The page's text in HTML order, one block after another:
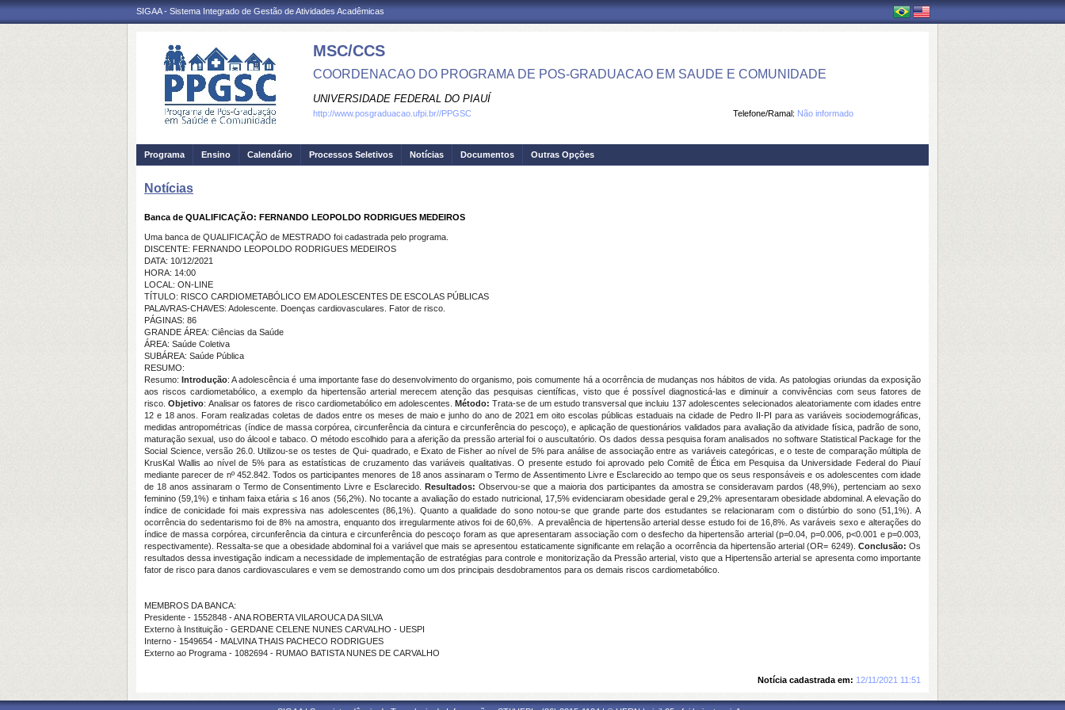
SIGAA - Sistema Integrado de Gestão de Atividades Acadêmicas
MSC/CCS
COORDENACAO DO PROGRAMA DE POS-GRADUACAO EM SAUDE E COMUNIDADE
UNIVERSIDADE FEDERAL DO PIAUÍ
Telefone/Ramal: Não informado
http://www.posgraduacao.ufpi.br//PPGSC
Programa Ensino Calendário Processos Seletivos Notícias Documentos Outras Opções
Notícias
Banca de QUALIFICAÇÃO: FERNANDO LEOPOLDO RODRIGUES MEDEIROS
Uma banca de QUALIFICAÇÃO de MESTRADO foi cadastrada pelo programa.
DISCENTE: FERNANDO LEOPOLDO RODRIGUES MEDEIROS
DATA: 10/12/2021
HORA: 14:00
LOCAL: ON-LINE
TÍTULO: RISCO CARDIOMETABÓLICO EM ADOLESCENTES DE ESCOLAS PÚBLICAS
PALAVRAS-CHAVES: Adolescente. Doenças cardiovasculares. Fator de risco.
PÁGINAS: 86
GRANDE ÁREA: Ciências da Saúde
ÁREA: Saúde Coletiva
SUBÁREA: Saúde Pública
RESUMO:
Resumo:Introdução: A adolescência é uma importante fase do desenvolvimento do organismo, pois comumente há a ocorrência de mudanças nos hábitos de vida. As patologias oriundas da exposição
aos riscos cardiometabólico, a exemplo da hipertensão arterial merecem atenção das pesquisas científicas, visto que é possível diagnosticá-las e diminuir a convivências com seus fatores de
risco.Objetivo: Analisar os fatores de risco cardiometabólico em adolescentes. Método: Trata-se de um estudo transversal que incluiu 137 adolescentes selecionados aleatoriamente com idades entre
12 e 18 anos. Foram realizadas coletas de dados entre os meses de maio e junho do ano de 2021 em oito escolas públicas estaduais na cidade de Pedro II-PI para as variáveis sociodemográficas,
medidas antropométricas (índice de massa corpórea, circunferência da cintura e circunferência do pescoço), e aplicação de questionários validados para avaliação da atividade física, padrão de sono,
maturação sexual, uso do álcool e tabaco. O método escolhido para a aferição da pressão arterial foi o auscultatório. Os dados dessa pesquisa foram analisados no software Statistical Package for the
Social Science, versão 26.0. Utilizou-se os testes de Qui- quadrado, e Exato de Fisher ao nível de 5% para análise de associação entre as variáveis categóricas, e o teste de comparação múltipla de
KrusKal Wallis ao nível de 5% para as estatísticas de cruzamento das variáveis qualitativas. O presente estudo foi aprovado pelo Comitê de Ética em Pesquisa da Universidade Federal do Piauí
mediante parecer de nº 452.842. Todos os participantes menores de 18 anos assinaram o Termo de Assentimento Livre e Esclarecido ao tempo que os seus responsáveis e os adolescentes com idade
de 18 anos assinaram o Termo de Consentimento Livre e Esclarecido.Resultados: Observou-se que a maioria dos participantes da amostra se consideravam pardos (48,9%), pertenciam ao sexo
feminino (59,1%) e tinham faixa etária ≤ 16 anos (56,2%). No tocante a avaliação do estado nutricional, 17,5% evidenciaram obesidade geral e 29,2% apresentaram obesidade abdominal. A elevação do
índice de conicidade foi mais expressiva nas adolescentes (86,1%). Quanto a qualidade do sono notou-se que grande parte dos estudantes se relacionaram com o distúrbio do sono (51,1%). A
ocorrência do sedentarismo foi de 8% na amostra, enquanto dos irregularmente ativos foi de 60,6%. A prevalência de hipertensão arterial desse estudo foi de 16,8%. As varáveis sexo e alterações do
índice de massa corpórea, circunferência da cintura e circunferência do pescoço foram as que apresentaram associação com o desfecho da hipertensão arterial (p=0.04, p=0.006, p<0.001 e p=0.003,
respectivamente). Ressalta-se que a obesidade abdominal foi a variável que mais se apresentou estaticamente significante em relação a ocorrência da hipertensão arterial (OR= 6249). Conclusão: Os
resultados dessa investigação indicam a necessidade de implementação de estratégias para controle e monitorização da Pressão arterial, visto que a Hipertensão arterial se apresenta como importante
fator de risco para danos cardiovasculares e vem se demostrando como um dos principais desdobramentos para os demais riscos cardiometabólico.
MEMBROS DA BANCA:
Presidente - 1552848 - ANA ROBERTA VILAROUCA DA SILVA
Externo à Instituição - GERDANE CELENE NUNES CARVALHO - UESPI
Interno - 1549654 - MALVINA THAIS PACHECO RODRIGUES
Externo ao Programa - 1082694 - RUMAO BATISTA NUNES DE CARVALHO
Notícia cadastrada em: 12/11/2021 11:51